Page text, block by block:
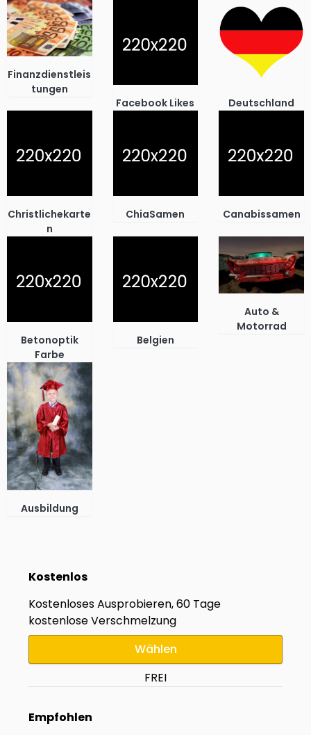
Finanzdienstleis
tungen
Facebook Likes
Deutschland
Christlichekarte
n
ChiaSamen Canabissamen
Betonoptik
Farbe
Belgien
Auto &
Motorrad
Ausbildung
Kostenlos
Kostenloses Ausprobieren, 60 Tage
kostenlose Verschmelzung
Wählen
FREI
Empfohlen